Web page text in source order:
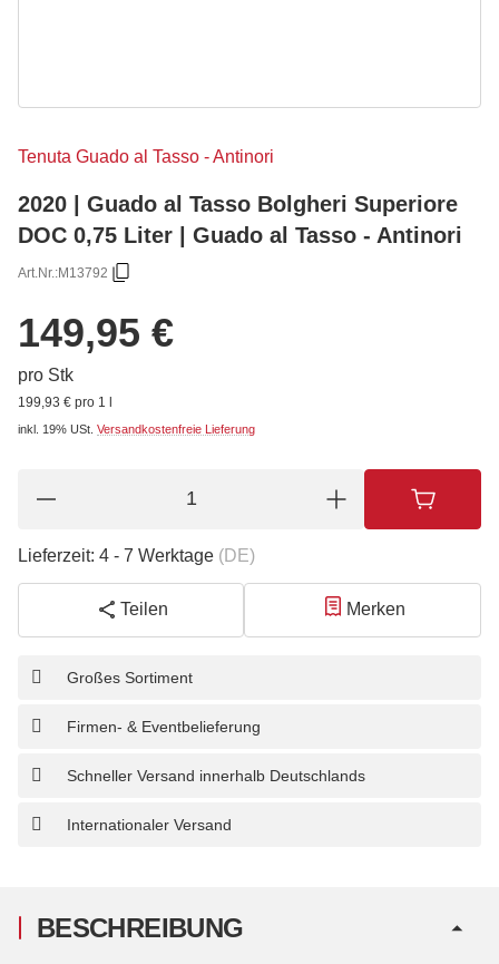
Tenuta Guado al Tasso - Antinori
2020 | Guado al Tasso Bolgheri Superiore
DOC 0,75 Liter | Guado al Tasso - Antinori
Art.Nr.:M13792
149,95 €
pro Stk
199,93 € pro 1 l
inkl. 19% USt. Versandkostenfreie Lieferung
Lieferzeit: 4 - 7 Werktage (DE)
Teilen Merken
Großes Sortiment
Firmen- & Eventbelieferung
Schneller Versand innerhalb Deutschlands
Internationaler Versand
BESCHREIBUNG